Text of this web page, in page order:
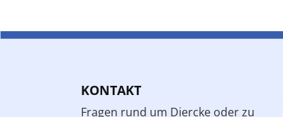
KONTAKT
Fragen rund um Diercke oder zu